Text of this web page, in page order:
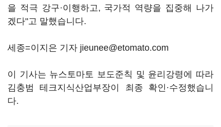
을 적극 강구·이행하고, 국가적 역량을 집중해 나가
겠다"고 말했습니다.
세종=이지은 기자 jieunee@etomato.com
이 기사는 뉴스토마토 보도준칙 및 윤리강령에 따라
김충범 테크지식산업부장이 최종 확인·수정했습니
다.